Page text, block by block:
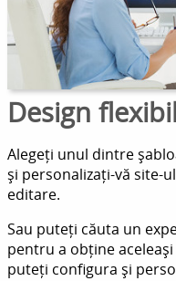
Design flexibil
Alegeți unul dintre
și personalizați-vă site-
editare.
Sau puteți căuta un
pentru a obține
puteți configura și